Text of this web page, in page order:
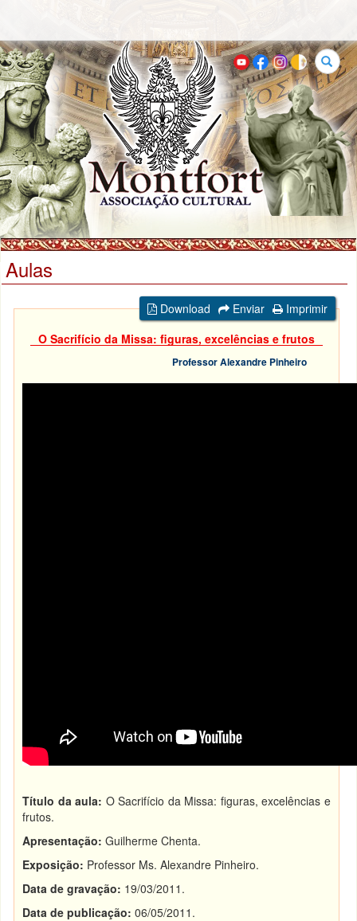
Buscar
Aulas
Download Enviar
Imprimir
O Sacrifício da Missa: figuras, excelências e frutos
Professor Alexandre Pinheiro
Título da aula: O Sacrifício da Missa: figuras, excelências e
frutos.
Apresentação: Guilherme Chenta.
Exposição: Professor Ms. Alexandre Pinheiro.
Data de gravação: 19/03/2011.
Data de publicação: 06/05/2011.